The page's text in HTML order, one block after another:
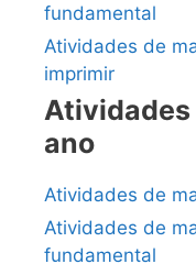
fundamental
Atividades de
imprimir
Atividades
ano
Atividades de
Atividades de
fundamental